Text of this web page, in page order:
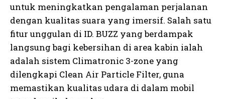
untuk meningkatkan pengalaman perjalanan
dengan kualitas suara yang imersif. Salah satu
fitur unggulan di ID. BUZZ yang berdampak
langsung bagi kebersihan di area kabin ialah
adalah sistem Climatronic 3-zone yang
dilengkapi Clean Air Particle Filter, guna
memastikan kualitas udara di dalam mobil